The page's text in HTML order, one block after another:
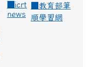
icrt
news
教育部筆
順學習網